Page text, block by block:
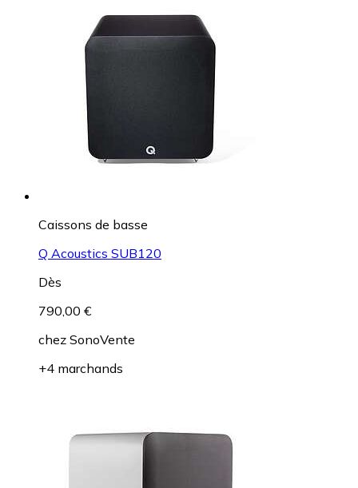
Caissons de basse
Q Acoustics SUB120
Dès
790,00 €
chez SonoVente
+4 marchands